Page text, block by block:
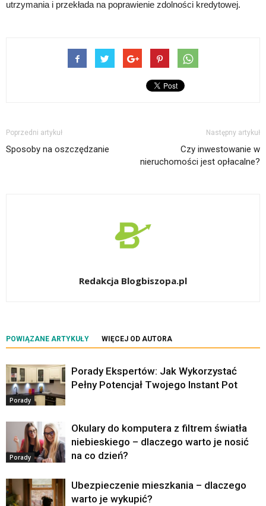
utrzymania i przekłada na poprawienie zdolności kredytowej.
Poprzedni artykuł
Sposoby na oszczędzanie
Następny artykuł
Czy inwestowanie w
nieruchomości jest opłacalne?
Redakcja Blogbiszopa.pl
POWIĄZANE ARTYKUŁY WIĘCEJ OD AUTORA
Porady
Porady Ekspertów: Jak Wykorzystać
Pełny Potencjał Twojego Instant Pot
Porady
Okulary do komputera z filtrem światła
niebieskiego – dlaczego warto je nosić
na co dzień?
Ubezpieczenie mieszkania – dlaczego
warto je wykupić?